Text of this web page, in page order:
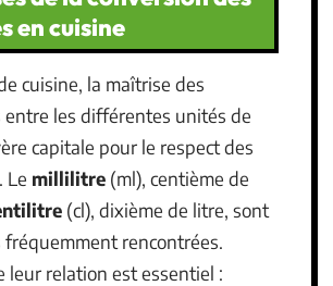
en cuisine
cuisine, la maîtrise des
entre les différentes unités de
capitale pour le respect des
Le millilitre (ml), centième de
(cl), dixième de litre, sont
rencontrées.
leur relation est essentiel :